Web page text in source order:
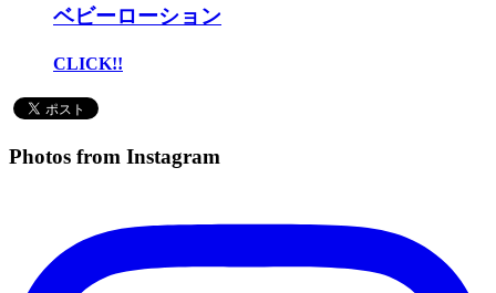
ベビーローション
CLICK!!
Photos from Instagram